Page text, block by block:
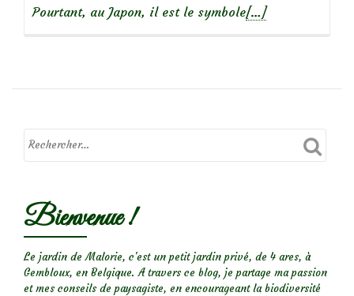
Pourtant, au Japon, il est le symboleEn
chrysanthemes
belles
marguerites
[…]
Bienvenue !
Le jardin de Malorie, c'est un petit jardin privé, de 4 ares, à
Gembloux, en Belgique. A travers ce blog, je partage ma passion
et mes conseils de paysagiste, en encourageant la biodiversité